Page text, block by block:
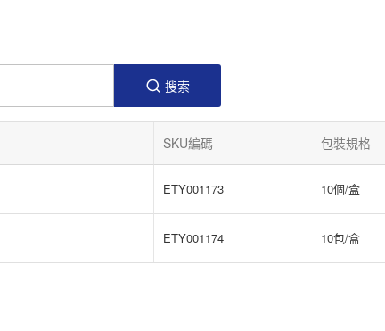
搜索
SKU編碼 包裝規格
ETY001173 10個/盒
ETY001174 10包/盒